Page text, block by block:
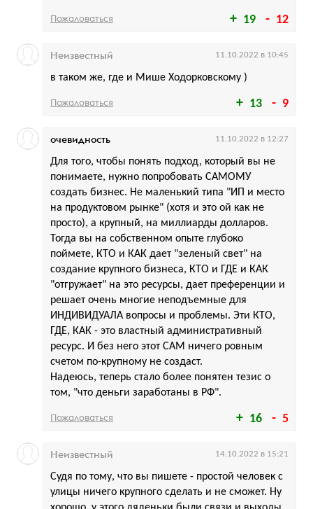
19 12
Пожаловаться
13 9
в таком же, где и Мише Ходорковскому )
Неизвестный 11.10.2022 в 10:45
Пожаловаться
16 5
Для того, чтобы понять подход, который вы не
понимаете, нужно попробовать САМОМУ
создать бизнес. Не маленький типа "ИП и место
на продуктовом рынке" (хотя и это ой как не
просто), а крупный, на миллиарды долларов.
Тогда вы на собственном опыте глубоко
поймете, КТО и КАК дает "зеленый свет" на
создание крупного бизнеса, КТО и ГДЕ и КАК
"отгружает" на это ресурсы, дает преференции и
решает очень многие неподъемные для
ИНДИВИДУАЛА вопросы и проблемы. Эти КТО,
ГДЕ, КАК - это властный административный
ресурс. И без него этот САМ ничего ровным
счетом по-крупному не создаст.
Надеюсь, теперь стало более понятен тезис о
том, "что деньги заработаны в РФ".
очевидность 11.10.2022 в 12:27
Пожаловаться
Судя по тому, что вы пишете - простой человек с
улицы ничего крупного сделать и не сможет. Ну
Неизвестный 14.10.2022 в 15:21